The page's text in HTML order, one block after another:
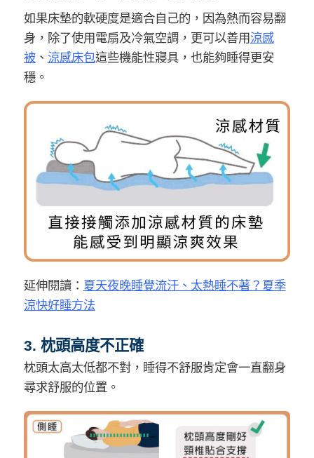
如果床墊的軟硬度是適合自己的，因為熱而容易翻
身，除了使用電扇及冷氣空調，更可以善用涼感
被、 涼感床包這些機能性寢具，也能夠睡得更安
穩。
延伸閱讀： 夏天夜晚睡覺流汗、太熱睡不著？夏季
涼快好睡方法
3. 枕頭高度不正確
枕頭太高太低都不對，睡得不舒服肯定會一直翻身
尋求舒服的位置。